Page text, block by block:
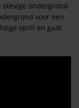
ondergrond
voor een
oprit en gaat